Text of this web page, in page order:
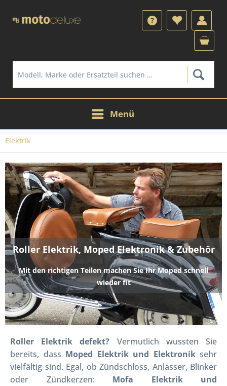
Menü
Elektrik
Roller Elektrik, Moped Elektronik & Zubehör
Mit den richtigen Teilen machen Sie Ihr Moped schnell
wieder fit
Roller Elektrik defekt? Vermutlich wussten Sie
bereits, dass Moped Elektrik und Elektroniksehr
vielfältig sind. Egal, ob Zündschloss, Anlasser, Blinker
oder Zündkerzen: Mofa Elektrik und